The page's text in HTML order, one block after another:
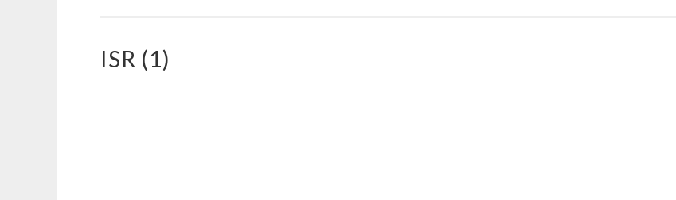
ISR (1)